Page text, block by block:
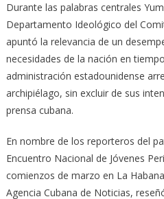
Durante las palabras centrales
Departamento Ideológico del
apuntó la relevancia de un
necesidades de la nación en
administración estadounidense
archipiélago, sin excluir de sus
prensa cubana.
En nombre de los reporteros del
Encuentro Nacional de Jóvenes
comienzos de marzo en La
Agencia Cubana de Noticias,